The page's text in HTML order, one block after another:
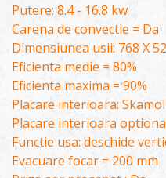
Putere: 8.4 - 16.8 kw
Carena de convectie = Da
Dimensiunea usii: 768 X
Eficienta medie = 80%
Eficienta maxima = 90%
Placare interioara: Skamol
Placare interioara
Functie usa: deschide
Evacuare focar = 200 mm